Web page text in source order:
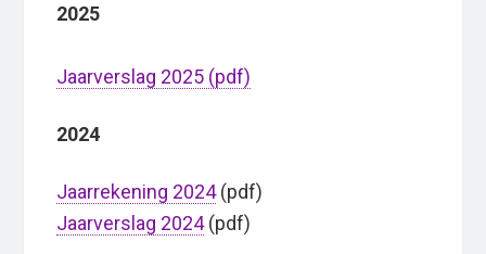
2025
Jaarverslag 2025 (pdf)
2024
Jaarrekening 2024(pdf)
Jaarverslag 2024(pdf)